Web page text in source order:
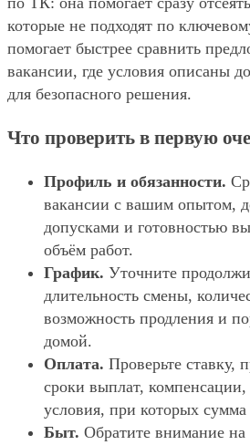
которые не подходят по
помогает быстрее сравнить
вакансии, где условия описаны
для безопасного решения.
Что проверить в первую
Профиль и обязанности.
вакансии с вашим опытом,
допусками и готовностью
объём работ.
График. Уточните
длительность смены,
возможность продления и
домой.
Оплата. Проверьте ставку,
сроки выплат,
условия, при которых
Быт. Обратите внимание